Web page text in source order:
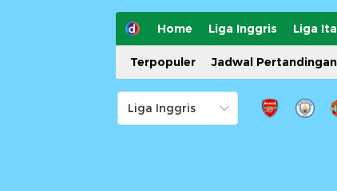
Home Liga Inggris Liga
Terpopuler Jadwal Pertandingan